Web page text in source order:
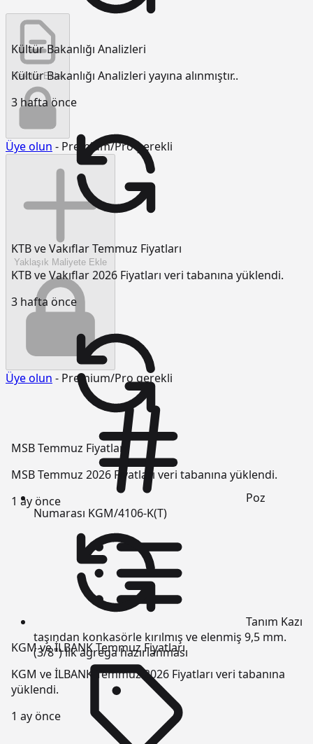
Kültür Bakanlığı Analizleri
Kültür Bakanlığı Analizleri yayına alınmıştır..
3 hafta önce
KTB ve Vakıflar Temmuz Fiyatları
KTB ve Vakıflar 2026 Fiyatları veri tabanına yüklendi.
3 hafta önce
MSB Temmuz Fiyatları
MSB Temmuz 2026 Fiyatları veri tabanına yüklendi.
1 ay önce
KGM ve İLBANK Temmuz Fiyatları
KGM ve İLBANK Temmuz 2026 Fiyatları veri tabanına
yüklendi.
1 ay önce
Teklife Ekle
Üye olun - Premium/Pro gerekli
Yaklaşık Maliyete Ekle
Üye olun - Premium/Pro gerekli
Poz
Numarası KGM/4106-K(T)
Tanım Kazı
taşından konkasörle kırılmış ve elenmiş 9,5 mm.
(3/8") lik agrega hazırlanması